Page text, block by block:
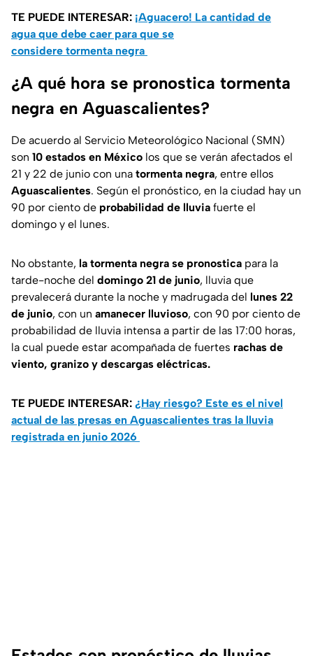
TE PUEDE INTERESAR: ¡Aguacero! La cantidad de
agua que debe caer para que se
considere tormenta negra
¿A qué hora se pronostica tormenta
negra en Aguascalientes?
De acuerdo al Servicio Meteorológico Nacional (SMN)
son 10 estados en México los que se verán afectados el
21 y 22 de junio con una tormenta negra, entre ellos
Aguascalientes. Según el pronóstico, en la ciudad hay un
90 por ciento de probabilidad de lluvia fuerte el
domingo y el lunes.
No obstante, la tormenta negra se pronostica para la
tarde-noche del domingo 21 de junio, lluvia que
prevalecerá durante la noche y madrugada del lunes 22
de junio, con un amanecer lluvioso, con 90 por ciento de
probabilidad de lluvia intensa a partir de las 17:00 horas,
la cual puede estar acompañada de fuertes rachas de
viento, granizo y descargas eléctricas.
TE PUEDE INTERESAR: ¿Hay riesgo? Este es el nivel
actual de las presas en Aguascalientes tras la lluvia
registrada en junio 2026